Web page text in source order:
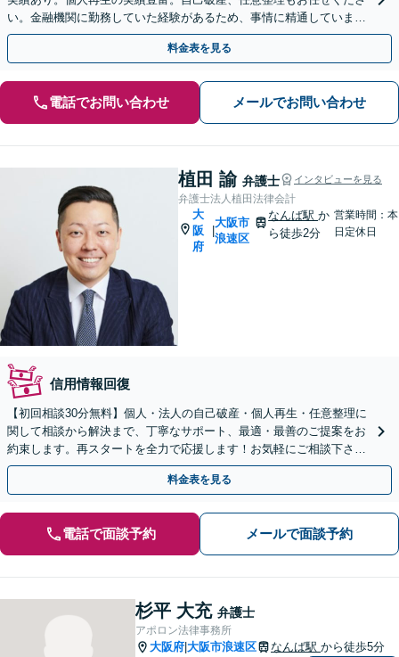
い。金融機関に勤務していた経験があるため、事情に精通していま
す。借金完済までしっかりサポートいたします。
料金表を見る
電話でお問い合わせ メールでお問い合わせ
植田 諭 弁護士 インタビューを見る
弁護士法人植田法律会計
大
阪
府
|
大阪市
浪速区
なんば駅か
ら徒歩2分
営業時間：本
日定休日
信用情報回復
【初回相談30分無料】個人・法人の自己破産・個人再生・任意整理に
関して相談から解決まで、丁寧なサポート、最適・最善のご提案をお
約束します。再スタートを全力で応援します！お気軽にご相談下さい
【土曜・夜間相談可】【Google口コミ高評価⭐️】
料金表を見る
電話で面談予約 メールで面談予約
杉平 大充 弁護士
アポロン法律事務所
大阪府 大阪市浪速区 なんば駅 から徒歩5分